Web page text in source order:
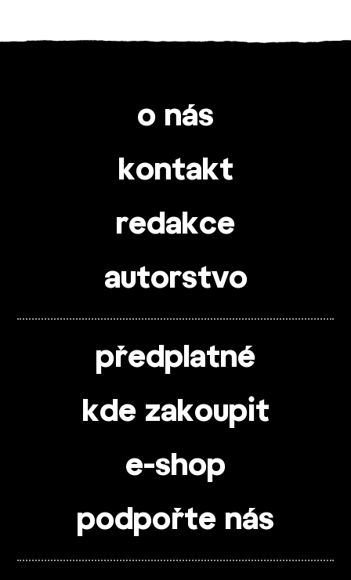
o nás
kontakt
redakce
autorstvo
předplatné
kde zakoupit
e-shop
podpořte nás